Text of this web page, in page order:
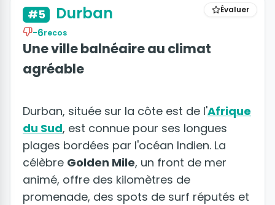
Évaluer
#5 Durban
-6recos
Une ville balnéaire au climat
agréable
Durban, située sur la côte est de l'Afrique
du Sud, est connue pour ses longues
plages bordées par l'océan Indien. La
célèbre Golden Mile, un front de mer
animé, offre des kilomètres de
promenade, des spots de surf réputés et